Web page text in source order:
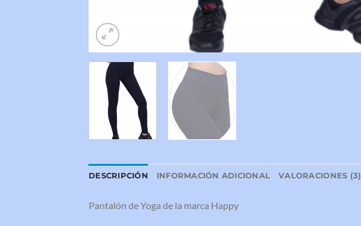
DESCRIPCIÓN INFORMACIÓN ADICIONAL VALORACIONES (3)
Pantalón de Yoga de la marca Happy